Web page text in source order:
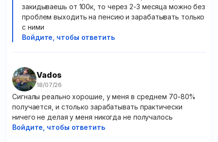
закидываешь от 100к, то через 2-3 месяца можно без
проблем выходить на пенсию и зарабатывать только
с ними
Войдите, чтобы ответить
Vados
Сигналы реально хорошие, у меня в среднем 70-80%
получается, и столько зарабатывать практически
ничего не делая у меня никогда не получалось
Войдите, чтобы ответить